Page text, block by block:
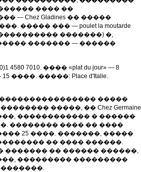
���� ��
Chez Gladines �� �����
��� — poulet la moutarde
�������) �,
������� — ������
4580 7010. ���� «plat du jour» — 8
�����: Place d'Italie.
�����
�����, �� Chez Germaine
������������ � ������
�������� ���� �� ����
25 ����. �������, �����
�� ���� ������.
������� �� ������ ������,
��������� ���������